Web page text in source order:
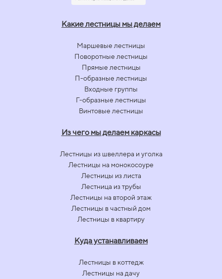
Какие лестницы мы делаем
Маршевые лестницы
Поворотные лестницы
Прямые лестницы
П-образные лестницы
Входные группы
Г-образные лестницы
Винтовые лестницы
Из чего мы делаем каркасы
Лестницы из швеллера и уголка
Лестницы на монокосоуре
Лестницы из листа
Лестница из трубы
Лестницы на второй этаж
Лестницы в частный дом
Лестницы в квартиру
Куда устанавливаем
Лестницы в коттедж
Лестницы на дачу